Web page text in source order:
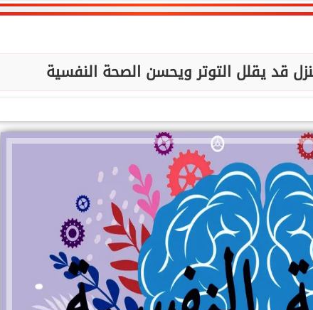
قد يقلل التوتر ويحسن الصحة النفسية